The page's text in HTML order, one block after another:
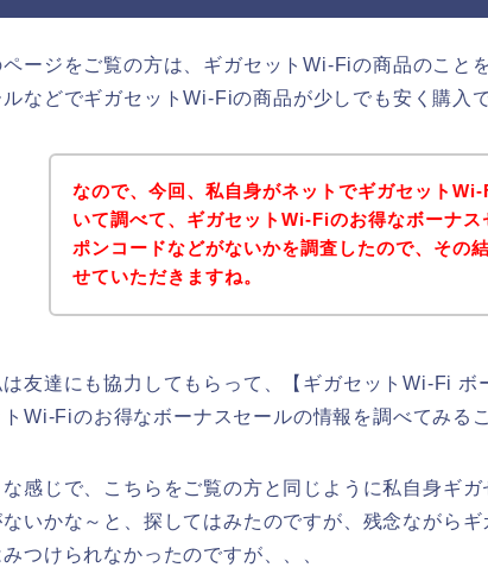
ページをご覧の方は、ギガセットWi-Fiの商品のこと
などでギガセットWi-Fiの商品が少しでも安く購入
なので、今回、私自身がネットでギガセット
いて調べて、ギガセットWi-Fiのお得なボーナス
ポンコードなどがないかを調査したので、その
せていただきますね。
は友達にも協力してもらって、【ギガセットWi-Fi ボ
Wi-Fiのお得なボーナスセールの情報を調べてみる
感じで、こちらをご覧の方と同じように私自身ギ
ないかな～と、探してはみたのですが、残念ながら
つけられなかったのですが、、、